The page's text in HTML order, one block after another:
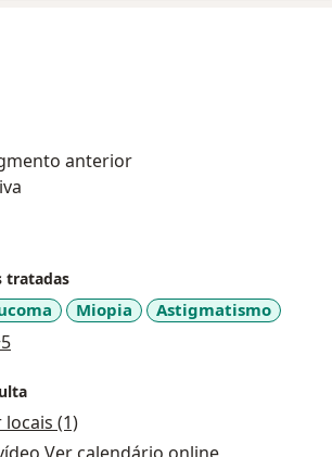
anterior
tratadas
Miopia
Astigmatismo
a11y_sr_more_diseases
locais (1)